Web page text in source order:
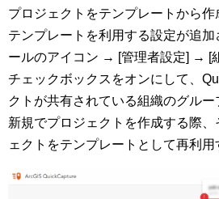
プロジェクトをテンプレートから
テンプレートを利用する設定が追加
ールのアイコン → [管理者設定] → [
チェックボックスをオンにして、
クトが共有されている組織のグルー
新規でプロジェクトを作成する際
ェクトをテンプレートとして再利用